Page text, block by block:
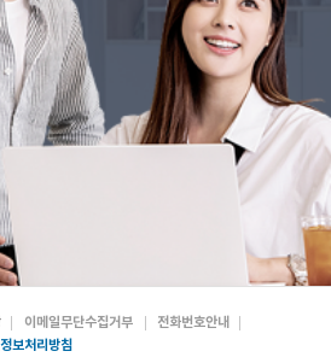
이메일무단수집거부
전화번호안내
보처리방침